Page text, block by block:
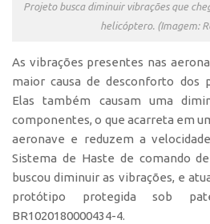
Conexão Inter-USP
Portal do Inventor
Editais
Pesquisa na USP
EMBRAPIIs
CEPIDs
Projeto busca diminuir vibrações que
helicóptero. (Imagem:
As vibrações presentes nas
maior causa de desconforto dos
Elas também causam uma
componentes, o que acarreta em
aeronave e reduzem a
Sistema de Haste de comando
buscou diminuir as vibrações, e
protótipo protegida sob
BR1020180000434-4.